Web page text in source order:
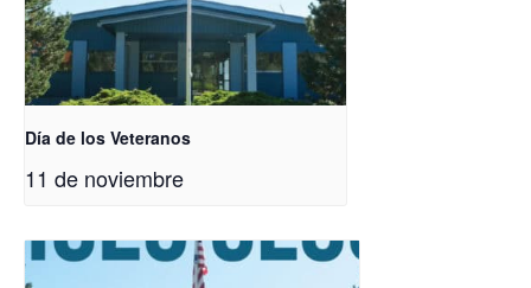
Día de los Veteranos
11 de noviembre